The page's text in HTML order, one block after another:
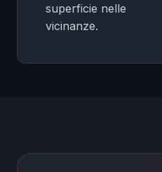
superficie nelle
vicinanze.